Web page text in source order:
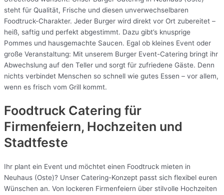
steht für Qualität, Frische und diesen unverwechselbaren
Foodtruck-Charakter. Jeder Burger wird direkt vor Ort zubereitet –
heiß, saftig und perfekt abgestimmt. Dazu gibt’s knusprige
Pommes und hausgemachte Saucen. Egal ob kleines Event oder
große Veranstaltung: Mit unserem Burger Event-Catering bringt ihr
Abwechslung auf den Teller und sorgt für zufriedene Gäste. Denn
nichts verbindet Menschen so schnell wie gutes Essen – vor allem,
wenn es frisch vom Grill kommt.
Foodtruck Catering für
Firmenfeiern, Hochzeiten und
Stadtfeste
Ihr plant ein Event und möchtet einen Foodtruck mieten in
Neuhaus (Oste)? Unser Catering-Konzept passt sich flexibel euren
Wünschen an. Von lockeren Firmenfeiern über stilvolle Hochzeiten